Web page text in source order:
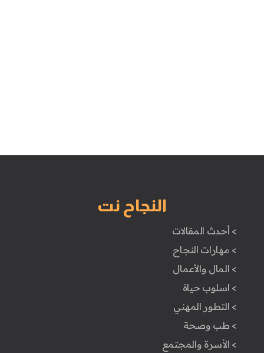
النجاح نت
> أحدث المقالات
> مهارات النجاح
> المال والأعمال
> اسلوب حياة
> التطور المهني
> طب وصحة
> الأسرة والمجتمع